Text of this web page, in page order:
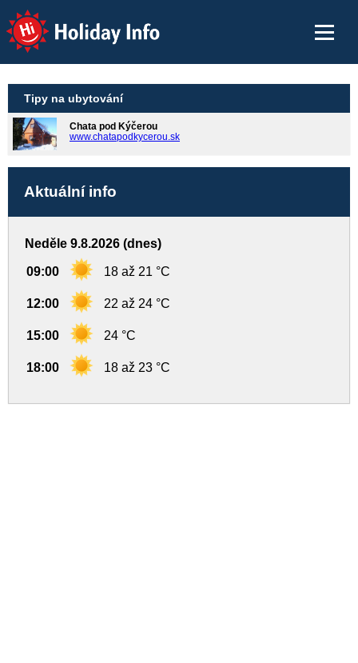
Holiday Info
Tipy na ubytování
Chata pod Kýčerou
www.chatapodkycerou.sk
Aktuální info
Neděle 9.8.2026 (dnes)
09:00 18 až 21 °C
12:00 22 až 24 °C
15:00 24 °C
18:00 18 až 23 °C